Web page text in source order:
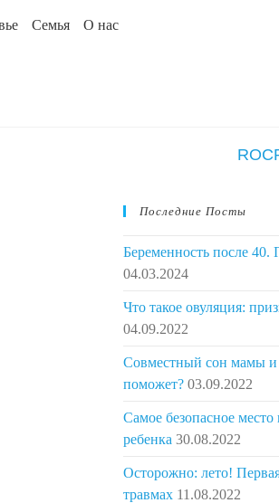
Семья О нас
Последние Посты
Беременность после 40.
04.03.2024
Что такое овуляция:
04.09.2022
Совместный сон мамы и
поможет? 03.09.2022
Самое безопасное место
ребенка 30.08.2022
Осторожно: лето!
травмах 11.08.2022